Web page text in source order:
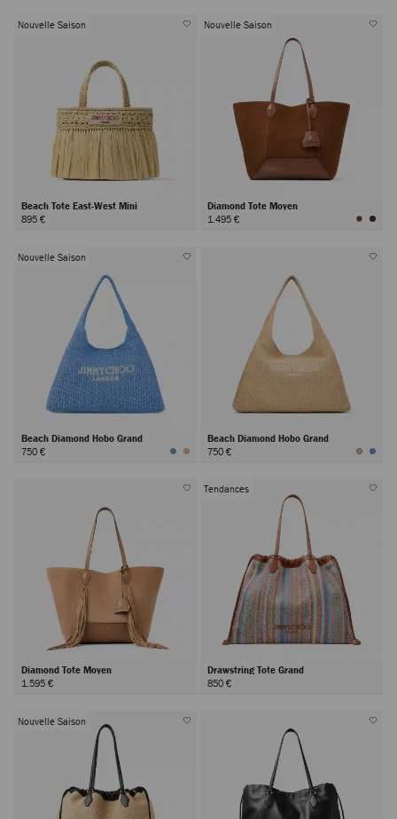
Nouvelle Saison
Beach Tote East-West Mini
895 €
Nouvelle Saison
Diamond Tote Moyen
1.495 €
Nouvelle Saison
Beach Diamond Hobo Grand
750 €
Beach Diamond Hobo Grand
750 €
Diamond Tote Moyen
1.595 €
Tendances
Drawstring Tote Grand
850 €
Nouvelle Saison